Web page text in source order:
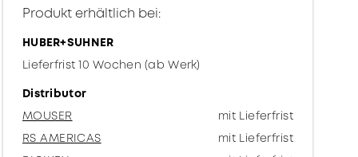
Produkt erhältlich bei:
HUBER+SUHNER
Lieferfrist 10 Wochen (ab Werk)
Distributor
MOUSER
mit Lieferfrist
RS AMERICAS
mit Lieferfrist